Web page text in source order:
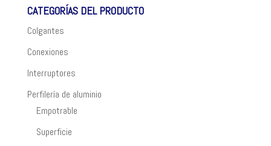
CATEGORÍAS DEL PRODUCTO
Colgantes
Conexiones
Interruptores
Perfilería de aluminio
Empotrable
Superficie